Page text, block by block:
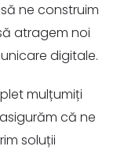
ne construim
atragem noi
digitale.
mulțumiți
că ne
soluții